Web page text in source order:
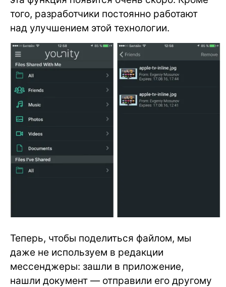
того, разработчики постоянно работают
над улучшением этой технологии.
Теперь, чтобы поделиться файлом, мы
даже не используем в редакции
мессенджеры: зашли в приложение,
нашли документ — отправили его другому